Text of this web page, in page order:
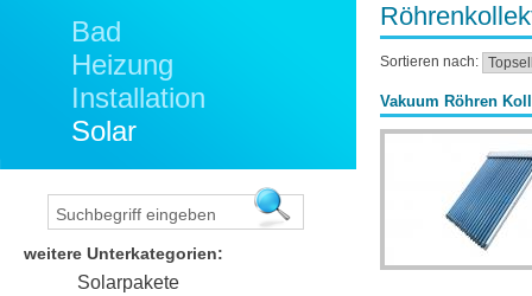
Sortieren nach:
Vakuum Röhren
Bad
Heizung
Installation
Solar
weitere Unterkategorien:
Solarpakete